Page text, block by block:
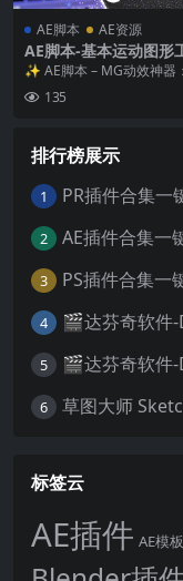
AE脚本 AE资源
AE脚本-基本运动图形
MG动效库预设
✨ AE脚本 – MG动效神器
135
排行榜展示
1
2
3
4
5
6
标签云
AE插件 AE模板